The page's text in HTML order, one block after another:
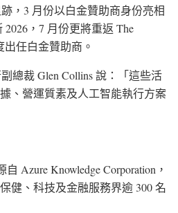
，3 月份以白金贊助商身份亮相
2026，7 月份更將重返 The
出任白金贊助商。
總裁 Glen Collins 說：「這些活
、營運質素及人工智能執行方案
Azure Knowledge Corporation，
健、科技及金融服務界逾 300 名